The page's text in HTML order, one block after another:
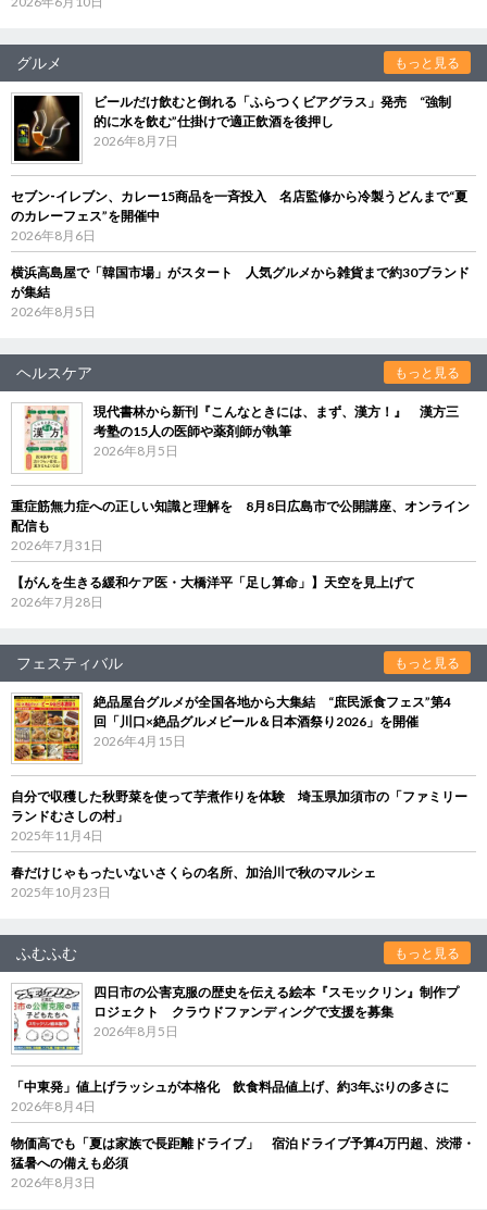
グルメ もっと見る
ビールだけ飲むと倒れる「ふらつくビアグラス」発売 “強制
的に水を飲む”仕掛けで適正飲酒を後押し
2026年8月7日
セブン‐イレブン、カレー15商品を一斉投入 名店監修から冷製うどんまで“夏
のカレーフェス”を開催中
2026年8月6日
横浜高島屋で「韓国市場」がスタート 人気グルメから雑貨まで約30ブランド
が集結
2026年8月5日
ヘルスケア もっと見る
現代書林から新刊『こんなときには、まず、漢方！』 漢方三
考塾の15人の医師や薬剤師が執筆
2026年8月5日
重症筋無力症への正しい知識と理解を 8月8日広島市で公開講座、オンライン
配信も
2026年7月31日
【がんを生きる緩和ケア医・大橋洋平「足し算命」】天空を見上げて
2026年7月28日
フェスティバル もっと見る
絶品屋台グルメが全国各地から大集結 “庶民派食フェス”第4
回「川口×絶品グルメビール＆日本酒祭り2026」を開催
2026年4月15日
自分で収穫した秋野菜を使って芋煮作りを体験 埼玉県加須市の「ファミリー
ランドむさしの村」
2025年11月4日
春だけじゃもったいないさくらの名所、加治川で秋のマルシェ
2025年10月23日
ふむふむ もっと見る
四日市の公害克服の歴史を伝える絵本『スモックリン』制作プ
ロジェクト クラウドファンディングで支援を募集
2026年8月5日
「中東発」値上げラッシュが本格化 飲食料品値上げ、約3年ぶりの多さに
2026年8月4日
物価高でも「夏は家族で長距離ドライブ」 宿泊ドライブ予算4万円超、渋滞・
猛暑への備えも必須
2026年8月3日